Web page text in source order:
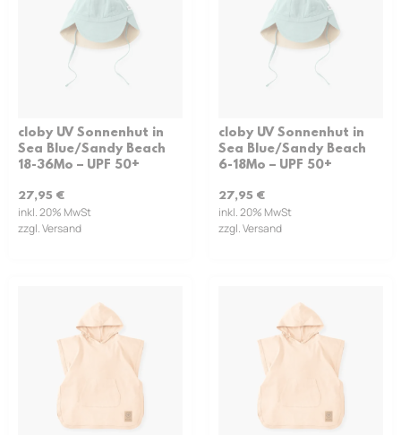
cloby UV Sonnenhut in
Sea Blue/Sandy Beach
18-36Mo – UPF 50+
27,95 €
inkl. 20% MwSt
zzgl. Versand
cloby UV Sonnenhut in
Sea Blue/Sandy Beach
6-18Mo – UPF 50+
27,95 €
inkl. 20% MwSt
zzgl. Versand